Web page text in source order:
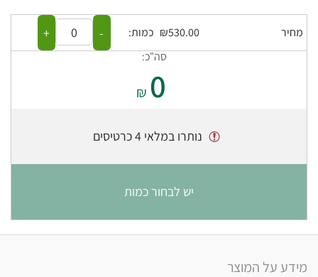
מחיר ₪530.00 כמות: -
+
סה"כ:
0
₪
נותרו במלאי 4 כרטיסים
יש לבחור כמות
מידע על המוצר